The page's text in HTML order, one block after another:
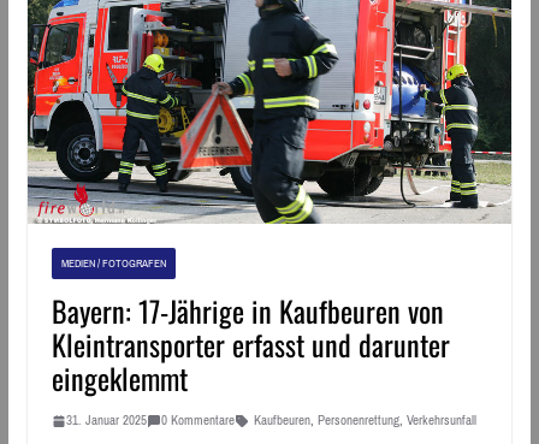
MEDIEN / FOTOGRAFEN
Bayern: 17-Jährige in Kaufbeuren von
Kleintransporter erfasst und darunter
eingeklemmt
31. Januar 2025 0 Kommentare Kaufbeuren, Personenrettung, Verkehrsunfall